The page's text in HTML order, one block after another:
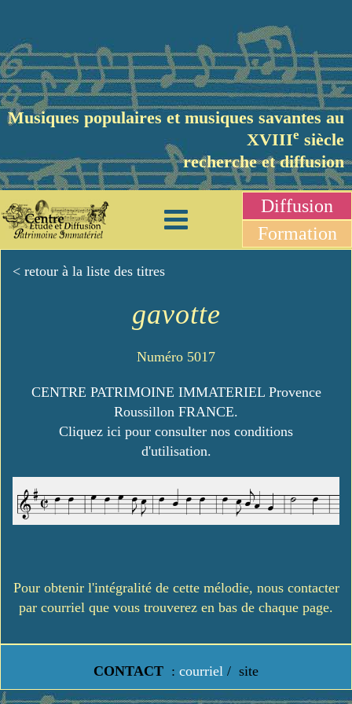
Musiques populaires et musiques savantes au
XVIIIe siècle
recherche et diffusion
Diffusion
Formation
< retour à la liste des titres
gavotte
Numéro 5017
CENTRE PATRIMOINE IMMATERIEL Provence
Roussillon FRANCE.
Cliquez ici pour consulter nos conditions
d'utilisation.
Pour obtenir l'intégralité de cette mélodie, nous contacter
par courriel que vous trouverez en bas de chaque page.
CONTACT : courriel / site
https://www.lavielledanstoussesetats.fr